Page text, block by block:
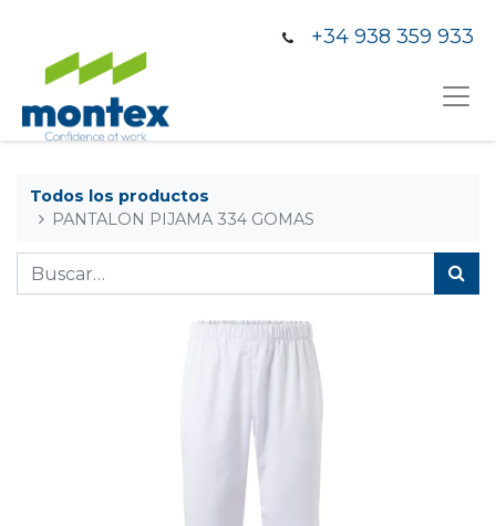
+34 938 359 933
Todos los productos
PANTALON PIJAMA 334 GOMAS